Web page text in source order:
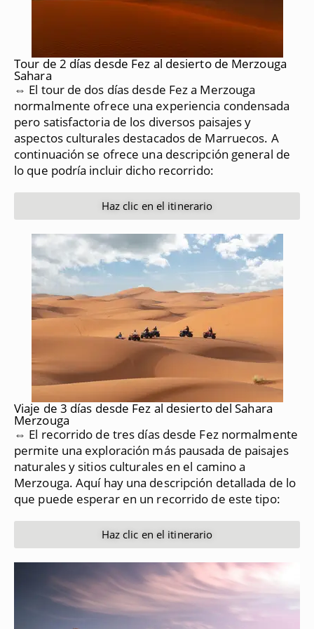
Tour de 2 días desde Fez al desierto de Merzouga
Sahara
⇔ El tour de dos días desde Fez a Merzouga
normalmente ofrece una experiencia condensada
pero satisfactoria de los diversos paisajes y
aspectos culturales destacados de Marruecos. A
continuación se ofrece una descripción general de
lo que podría incluir dicho recorrido:
Haz clic en el itinerario
Viaje de 3 días desde Fez al desierto del Sahara
Merzouga
⇔ El recorrido de tres días desde Fez normalmente
permite una exploración más pausada de paisajes
naturales y sitios culturales en el camino a
Merzouga. Aquí hay una descripción detallada de lo
que puede esperar en un recorrido de este tipo:
Haz clic en el itinerario